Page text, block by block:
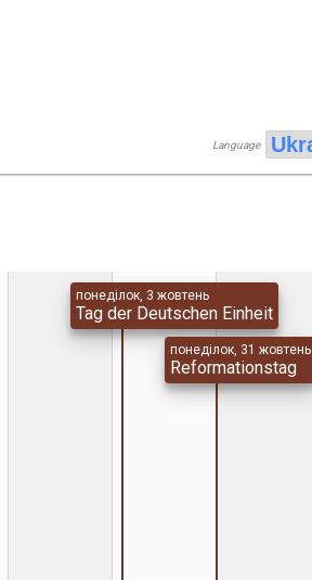
Language
понеділок, 3 жовтень
Tag der Deutschen Einheit
понеділок, 31 жовтень
Reformationstag